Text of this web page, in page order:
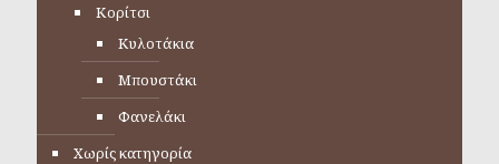
Κορίτσι
Κυλοτάκια
Μπουστάκι
Φανελάκι
Χωρίς κατηγορία